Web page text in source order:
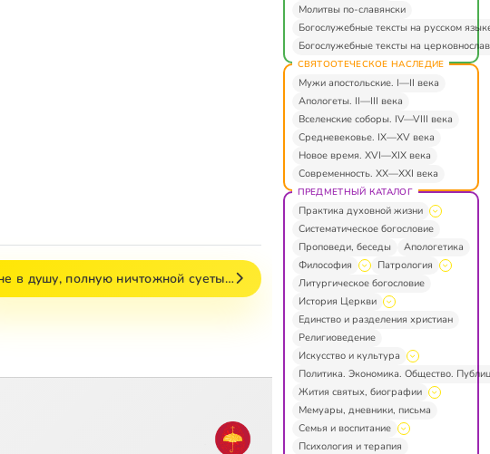
в душу, полную ничтожной суеты…
Молитвы по-славянски
Богослужебные тексты на русском
Богослужебные тексты на
СВЯТООТЕЧЕСКОЕ НАСЛЕДИЕ
Мужи апостольские. I—II века
Апологеты. II—III века
Вселенские соборы. IV—VIII века
Средневековье. IX—XV века
Новое время. XVI—XIX века
Современность. XX—XXI века
ПРЕДМЕТНЫЙ КАТАЛОГ
Практика духовной жизни
Систематическое богословие
Проповеди, беседы
Апологетика
Философия
Патрология
Литургическое богословие
История Церкви
Единство и разделения христиан
Религиоведение
Искусство и культура
Политика. Экономика. Общество.
Жития святых, биографии
Мемуары, дневники, письма
Семья и воспитание
Психология и терапия